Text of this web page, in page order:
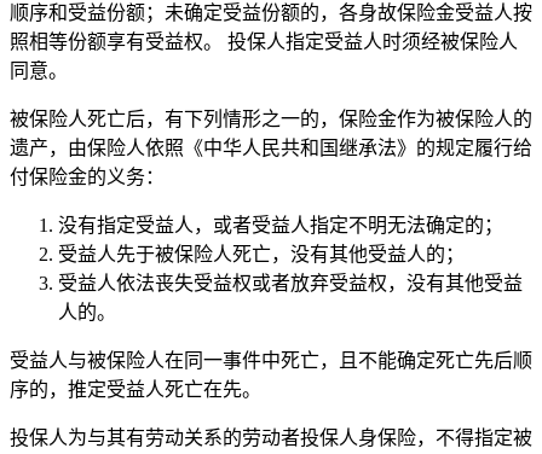
顺序和受益份额；未确定受益份额的，各身故保险金受益人按
照相等份额享有受益权。 投保人指定受益人时须经被保险人
同意。
被保险人死亡后，有下列情形之一的，保险金作为被保险人的
遗产，由保险人依照《中华人民共和国继承法》的规定履行给
付保险金的义务：
没有指定受益人，或者受益人指定不明无法确定的；
受益人先于被保险人死亡，没有其他受益人的；
受益人依法丧失受益权或者放弃受益权，没有其他受益
人的。
受益人与被保险人在同一事件中死亡，且不能确定死亡先后顺
序的，推定受益人死亡在先。
投保人为与其有劳动关系的劳动者投保人身保险，不得指定被